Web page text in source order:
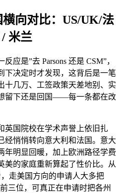
横向对比：US/UK/法
/ 米兰
应是”去 Parsons 还是 CSM”，
下决定时才发现，这背后是一笔
十几万、工签政策天差地别、实
留下还是回国——每一条都在改
英国院校在学术声誉上依旧扎
经悄悄转向意大利和法国。意大
年明显回暖，加上欧洲路径学费
美的家庭重新算起了性价比。从
走美国方向的申请人大多把
三位，可真正在申请时把各州